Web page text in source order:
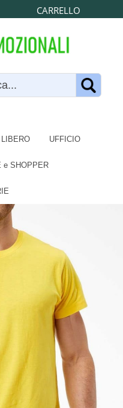
CARRELLO
UFFICIO
e SHOPPER